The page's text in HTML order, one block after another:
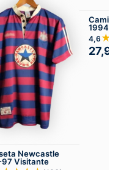
Newcastle
Visitante
1994-
4,6
27,99